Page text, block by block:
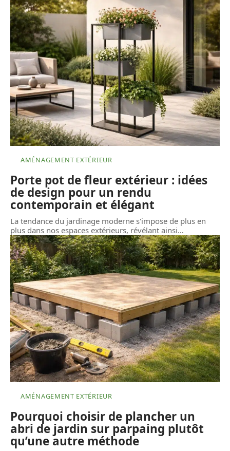
AMÉNAGEMENT EXTÉRIEUR
Porte pot de fleur extérieur : idées
de design pour un rendu
contemporain et élégant
La tendance du jardinage moderne s'impose de plus en
plus dans nos espaces extérieurs, révélant ainsi…
AMÉNAGEMENT EXTÉRIEUR
Pourquoi choisir de plancher un
abri de jardin sur parpaing plutôt
qu’une autre méthode